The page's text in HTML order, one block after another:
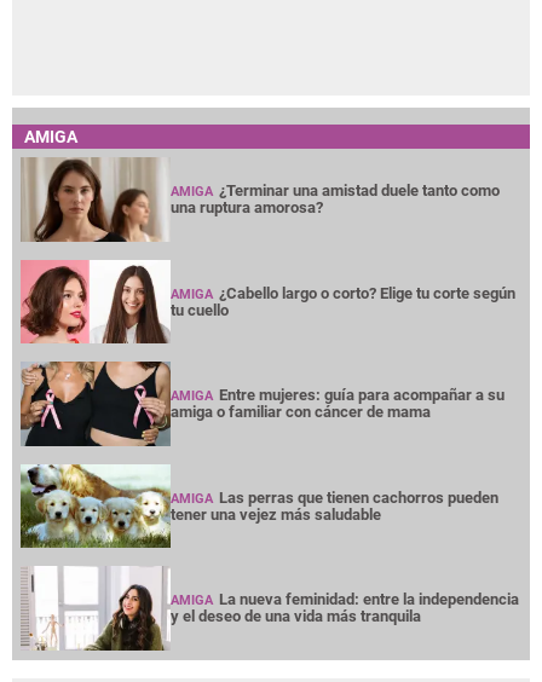
AMIGA
AMIGA ¿Terminar una amistad duele tanto como
una ruptura amorosa?
AMIGA ¿Cabello largo o corto? Elige tu corte según
tu cuello
AMIGA Entre mujeres: guía para acompañar a su
amiga o familiar con cáncer de mama
AMIGA Las perras que tienen cachorros pueden
tener una vejez más saludable
AMIGA La nueva feminidad: entre la independencia
y el deseo de una vida más tranquila